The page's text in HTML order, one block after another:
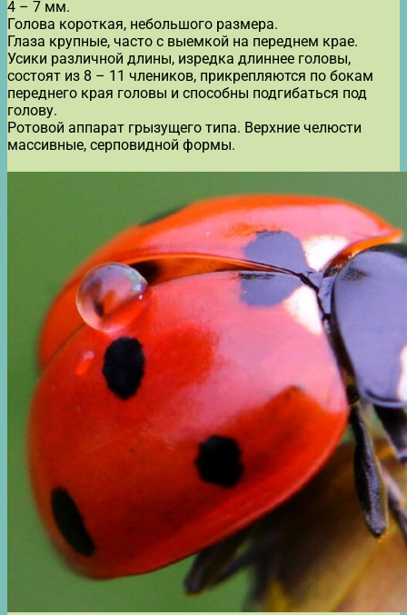
4 – 7 мм.
Голова короткая, небольшого размера.
Глаза крупные, часто с выемкой на переднем крае.
Усики различной длины, изредка длиннее головы,
состоят из 8 – 11 члеников, прикрепляются по бокам
переднего края головы и способны подгибаться под
голову.
Ротовой аппарат грызущего типа. Верхние челюсти
массивные, серповидной формы.